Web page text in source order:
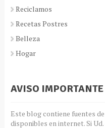
Reciclamos
Recetas Postres
Belleza
Hogar
AVISO IMPORTANTE
Este blog contiene fuentes
disponibles en internet. Si